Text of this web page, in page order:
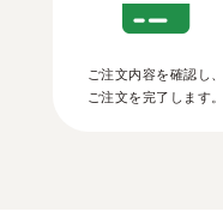
ご注文内容を確認し、
ご注文を完了します。